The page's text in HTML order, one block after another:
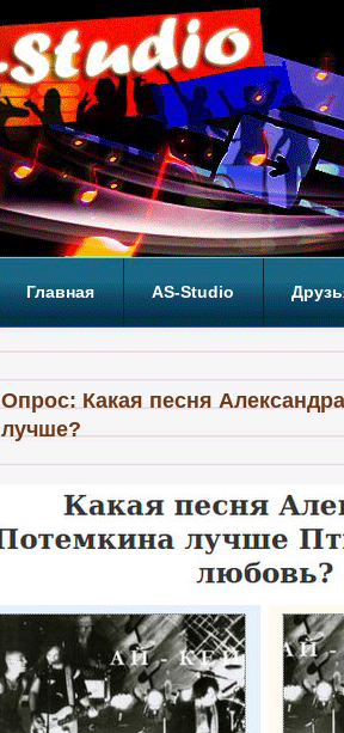
Главная AS-Studio
Опрос: Какая песня
лучше?